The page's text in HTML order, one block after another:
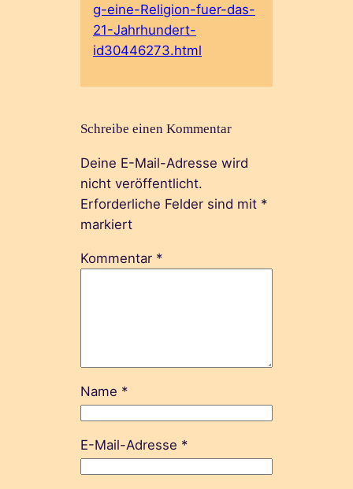
g-eine-Religion-fuer-das-
21-Jahrhundert-
id30446273.html
Schreibe einen Kommentar
Deine E-Mail-Adresse wird
nicht veröffentlicht.
Erforderliche Felder sind mit *
markiert
Kommentar *
Name *
E-Mail-Adresse *